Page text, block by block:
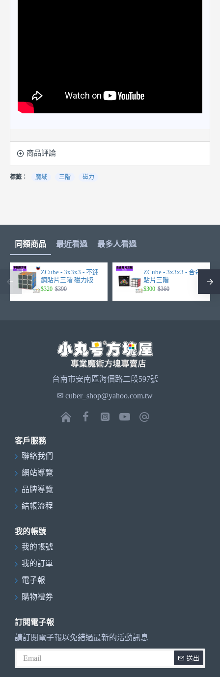
商品評論
標籤： 魔域 三階 磁力
同類商品 最近看過 最多人看過
ZCube - 3x3x3 - 不鏽
鋼貼片三階 磁力版
$320 $390
ZCube - 3x3x3 - 合金
貼片三階
$300 $360
台南市安南區海佃路二段597號
✉ cuber_shop@yahoo.com.tw
客戶服務
聯絡我們
網站導覽
品牌導覽
結帳流程
我的帳號
我的帳號
我的訂單
電子報
購物禮券
訂閱電子報
請訂閱電子報以免錯過最新的活動訊息
送出